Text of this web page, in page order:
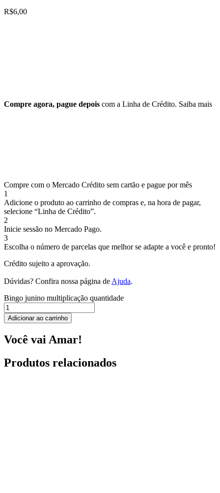
R$6,00
Compre agora, pague depois com a Linha de Crédito. Saiba mais
Compre com o Mercado Crédito sem cartão e pague por mês
1
Adicione o produto ao carrinho de compras e, na hora de pagar,
selecione “Linha de Crédito”.
2
Inicie sessão no Mercado Pago.
3
Escolha o número de parcelas que melhor se adapte a você e pronto!
Crédito sujeito a aprovação.
Dúvidas? Confira nossa página de Ajuda.
Bingo junino multiplicação quantidade
Adicionar ao carrinho
Você vai Amar!
Produtos relacionados